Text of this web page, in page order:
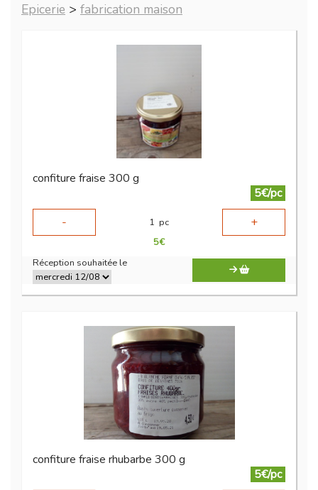
Epicerie > fabrication maison
confiture fraise 300 g
5€/pc
-
1 pc +
5€
Réception souhaitée le
confiture fraise rhubarbe 300 g
5€/pc